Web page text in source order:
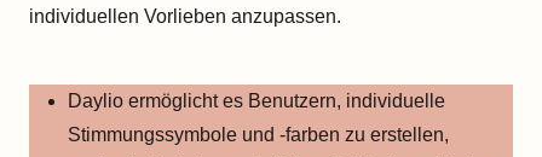
individuellen Vorlieben anzupassen.
Daylio ermöglicht es Benutzern, individuelle
Stimmungssymbole und -farben zu erstellen,